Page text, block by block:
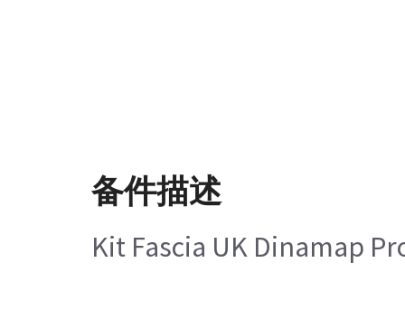
备件描述
Kit Fascia UK Dinamap